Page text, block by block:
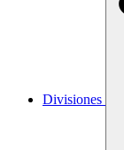
Divisiones